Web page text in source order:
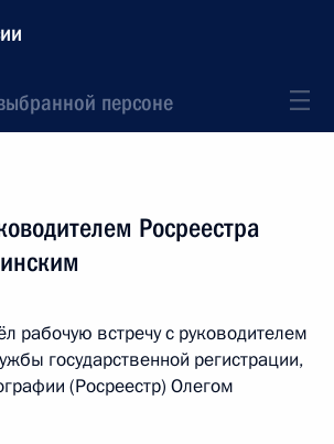
персоне
Росреестра
рабочую встречу с руководителем
государственной регистрации,
(Росреестр) Олегом